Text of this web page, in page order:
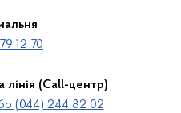
12 70
лінія (Call-центр)
(044) 244 82 02